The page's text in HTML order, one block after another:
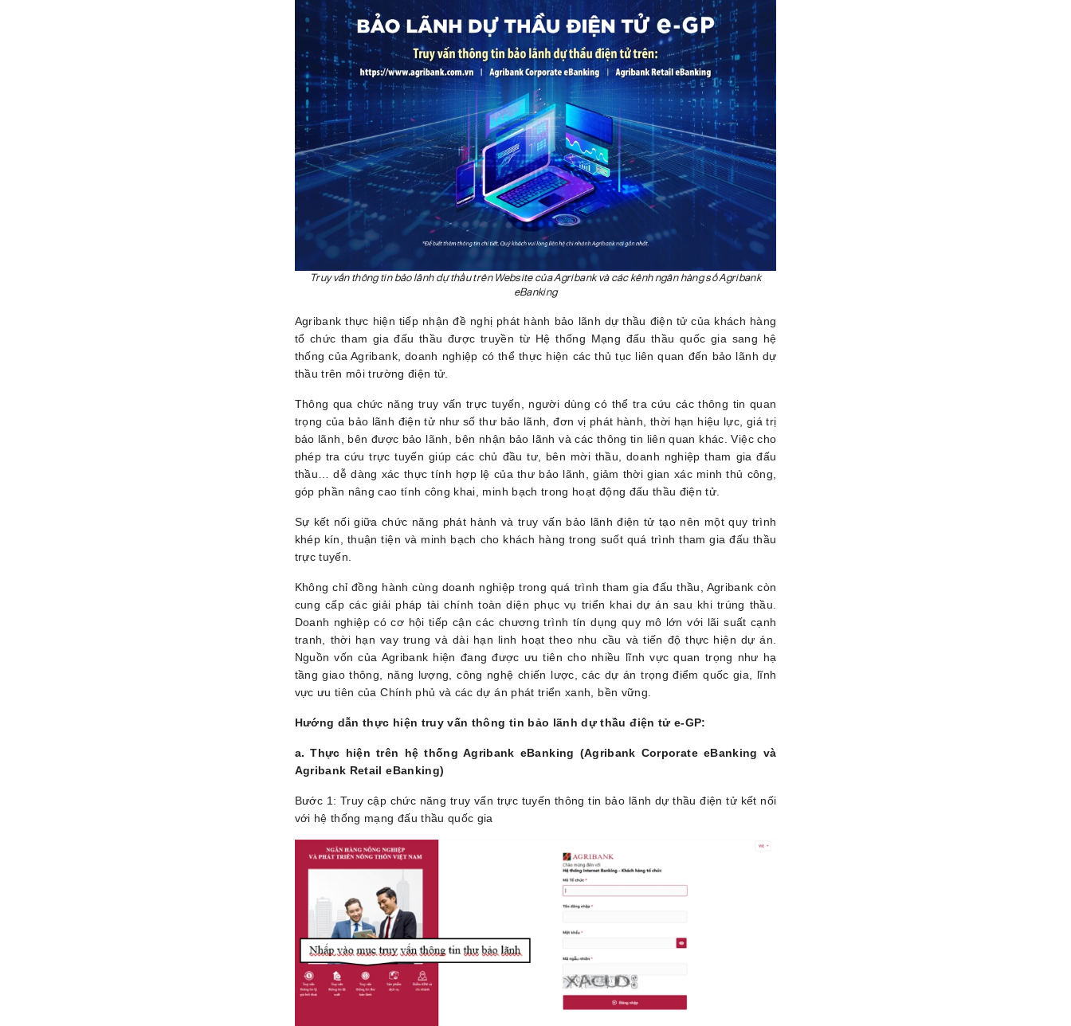
Truy vấn thông tin bảo lãnh dự thầu trên Website của Agribank và các kênh ngân hàng số Agribank
eBanking
Agribank thực hiện tiếp nhận đề nghị phát hành bảo lãnh dự thầu điện tử của khách hàng
tổ chức tham gia đấu thầu được truyền từ Hệ thống Mạng đấu thầu quốc gia sang hệ
thống của Agribank, doanh nghiệp có thể thực hiện các thủ tục liên quan đến bảo lãnh dự
thầu trên môi trường điện tử.
Thông qua chức năng truy vấn trực tuyến, người dùng có thể tra cứu các thông tin quan
trọng của bảo lãnh điện tử như số thư bảo lãnh, đơn vị phát hành, thời hạn hiệu lực, giá trị
bảo lãnh, bên được bảo lãnh, bên nhận bảo lãnh và các thông tin liên quan khác. Việc cho
phép tra cứu trực tuyến giúp các chủ đầu tư, bên mời thầu, doanh nghiệp tham gia đấu
thầu… dễ dàng xác thực tính hợp lệ của thư bảo lãnh, giảm thời gian xác minh thủ công,
góp phần nâng cao tính công khai, minh bạch trong hoạt động đấu thầu điện tử.
Sự kết nối giữa chức năng phát hành và truy vấn bảo lãnh điện tử tạo nên một quy trình
khép kín, thuận tiện và minh bạch cho khách hàng trong suốt quá trình tham gia đấu thầu
trực tuyến.
Không chỉ đồng hành cùng doanh nghiệp trong quá trình tham gia đấu thầu, Agribank còn
cung cấp các giải pháp tài chính toàn diện phục vụ triển khai dự án sau khi trúng thầu.
Doanh nghiệp có cơ hội tiếp cận các chương trình tín dụng quy mô lớn với lãi suất cạnh
tranh, thời hạn vay trung và dài hạn linh hoạt theo nhu cầu và tiến độ thực hiện dự án.
Nguồn vốn của Agribank hiện đang được ưu tiên cho nhiều lĩnh vực quan trọng như hạ
tầng giao thông, năng lượng, công nghệ chiến lược, các dự án trọng điểm quốc gia, lĩnh
vực ưu tiên của Chính phủ và các dự án phát triển xanh, bền vững.
Hướng dẫn thực hiện truy vấn thông tin bảo lãnh dự thầu điện tử e-GP:
a. Thực hiện trên hệ thống Agribank eBanking (Agribank Corporate eBanking và
Agribank Retail eBanking)
Bước 1: Truy cập chức năng truy vấn trực tuyến thông tin bảo lãnh dự thầu điện tử kết nối
với hệ thống mạng đấu thầu quốc gia